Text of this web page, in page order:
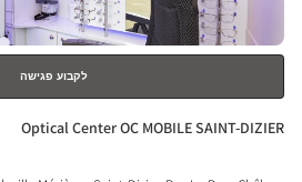
לקבוע פגישה
חנות:
Optical Center OC MOBILE SAINT-DIZIER